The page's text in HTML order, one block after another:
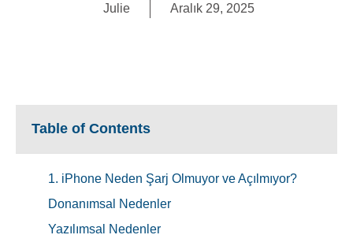
Julie Aralık 29, 2025
Table of Contents
1. iPhone Neden Şarj Olmuyor ve Açılmıyor?
Donanımsal Nedenler
Yazılımsal Nedenler